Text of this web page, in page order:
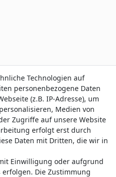
Rückruf?
Technologien auf
personenbezogene Daten
(z.B. IP-Adresse), um
Medien von
Zugriffe auf unsere Website
erfolgt erst durch
Daten mit Dritten, die wir in
Einwilligung oder aufgrund
Die Zustimmung